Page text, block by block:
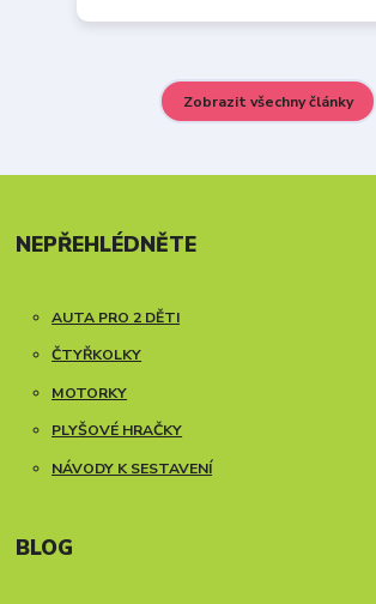
Zobrazit všechny články
NEPŘEHLÉDNĚTE
AUTA PRO 2 DĚTI
ČTYŘKOLKY
MOTORKY
PLYŠOVÉ HRAČKY
NÁVODY K SESTAVENÍ
BLOG